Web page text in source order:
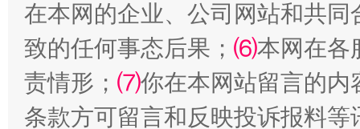
网上购药对药下症？
在本网的企业、公司网站和共
致的任何事态后果； ⑹本网在各
责情形； ⑺你在本网站留言的内
条款方可留言和反映投诉报料